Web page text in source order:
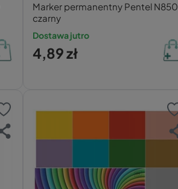
Marker permanentny Pentel N850
czarny
Dostawa jutro
4,89 zł